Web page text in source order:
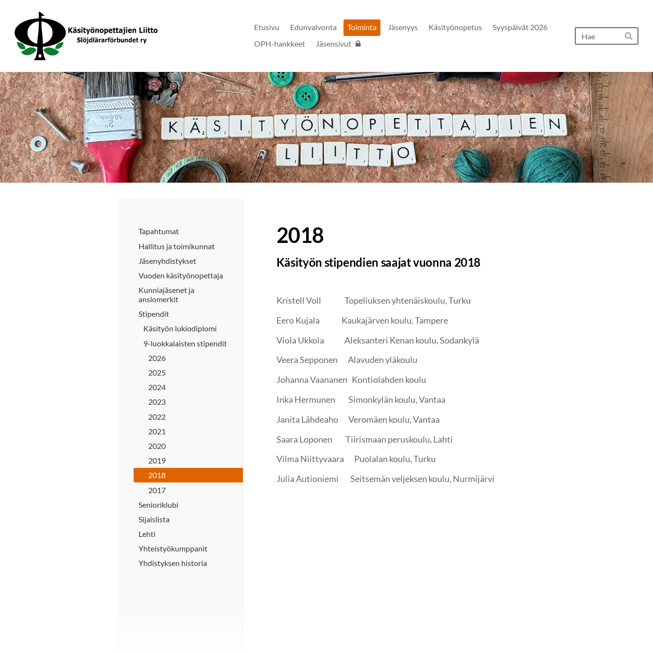
sivun
sisältöön
Käsityönopettajien Liitto
Etusivu Edunvalvonta Toiminta Jäsenyys Käsityönopetus
Syyspäivät 2026
OPH-hankkeet
Jäsensivut Hae
Tapahtumat
Hallitus ja toimikunnat
Jäsenyhdistykset
Vuoden käsityönopettaja
Kunniajäsenet ja
ansiomerkit
Stipendit
Käsityön lukiodiplomi
9-luokkalaisten stipendit
2026
2025
2024
2023
2022
2021
2020
2019
2018
2017
Senioriklubi
Sijaislista
Lehti
Yhteistyökumppanit
Yhdistyksen historia
2018
Käsityön stipendien saajat vuonna 2018
Kristell Voll Topeliuksen yhtenäiskoulu, Turku
Eero Kujala Kaukajärven koulu, Tampere
Viola Ukkola Aleksanteri Kenan koulu, Sodankylä
Veera Sepponen Alavuden yläkoulu
Johanna Vaananen Kontiolahden koulu
Inka Hermunen Simonkylän koulu, Vantaa
Janita Lähdeaho Veromäen koulu, Vantaa
Saara Loponen Tiirismaan peruskoulu, Lahti
Vilma Niittyvaara Puolalan koulu, Turku
Julia Autioniemi Seitsemän veljeksen koulu, Nurmijärvi